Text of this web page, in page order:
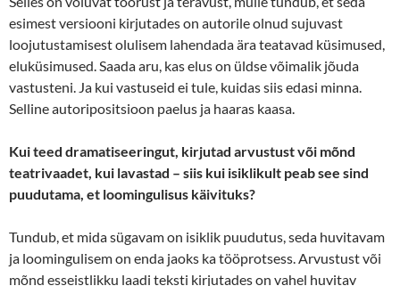
esimest versiooni kirjutades on autorile olnud sujuvast
loojutustamisest olulisem lahendada ära teatavad küsimused,
eluküsimused. Saada aru, kas elus on üldse võimalik jõuda
vastusteni. Ja kui vastuseid ei tule, kuidas siis edasi minna.
Selline autoripositsioon paelus ja haaras kaasa.
Kui teed dramatiseeringut, kirjutad arvustust või mõnd
teatrivaadet, kui lavastad – siis kui isiklikult peab see sind
puudutama, et loomingulisus käivituks?
Tundub, et mida sügavam on isiklik puudutus, seda huvitavam
ja loomingulisem on enda jaoks ka tööprotsess. Arvustust või
mõnd esseistlikku laadi teksti kirjutades on vahel huvitav